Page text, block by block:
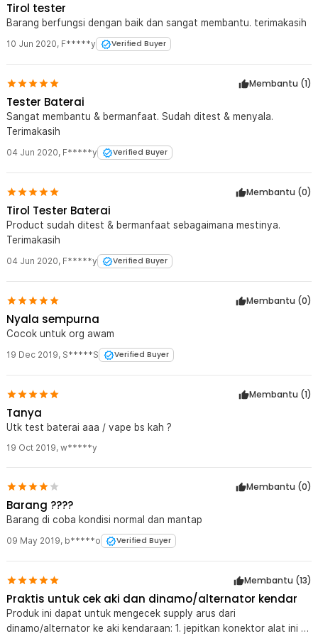
Tirol tester
Barang berfungsi dengan baik dan sangat membantu. terimakasih
10 Jun 2020, F*****y Verified Buyer
Membantu (1)
Tester Baterai
Sangat membantu & bermanfaat. Sudah ditest & menyala.
Terimakasih
04 Jun 2020, F*****y Verified Buyer
Membantu (0)
Tirol Tester Baterai
Product sudah ditest & bermanfaat sebagaimana mestinya.
Terimakasih
04 Jun 2020, F*****y Verified Buyer
Membantu (0)
Nyala sempurna
Cocok untuk org awam
19 Dec 2019, S*****S Verified Buyer
Membantu (1)
Tanya
Utk test baterai aaa / vape bs kah ?
19 Oct 2019, w*****y
Membantu (0)
Barang ????
Barang di coba kondisi normal dan mantap
09 May 2019, b*****o Verified Buyer
Membantu (13)
Praktis untuk cek aki dan dinamo/alternator kendar
Produk ini dapat untuk mengecek supply arus dari
dinamo/alternator ke aki kendaraan: 1. jepitkan konektor alat ini ke